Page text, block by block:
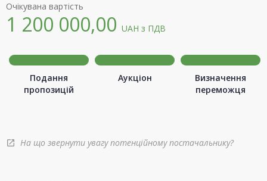
Очікувана вартість
1 200 000,00 UAH з ПДВ
Подання
пропозицій
Аукціон
Визначення
переможця
open_in_new На що звернути увагу потенційному постачальнику?